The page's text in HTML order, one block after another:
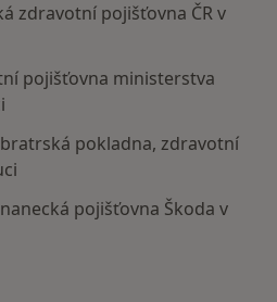
zdravotní pojišťovna ČR v
pojišťovna ministerstva
pokladna, zdravotní
pojišťovna Škoda v